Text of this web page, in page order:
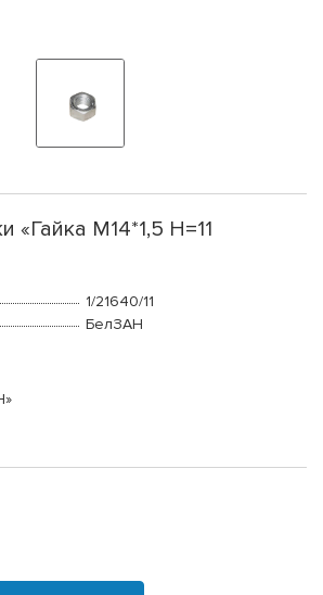
«Гайка М14*1,5 H=11
1/21640/11
БелЗАН